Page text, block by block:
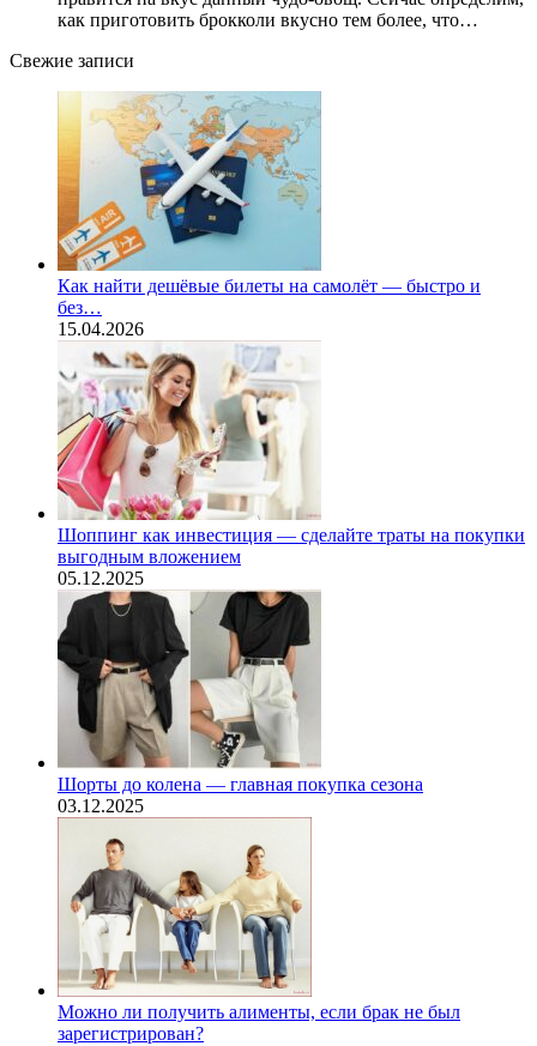
как приготовить брокколи вкусно тем более, что…
Свежие записи
Как найти дешёвые билеты на самолёт — быстро и
без…
15.04.2026
Шоппинг как инвестиция — сделайте траты на покупки
выгодным вложением
05.12.2025
Шорты до колена — главная покупка сезона
03.12.2025
Можно ли получить алименты, если брак не был
зарегистрирован?